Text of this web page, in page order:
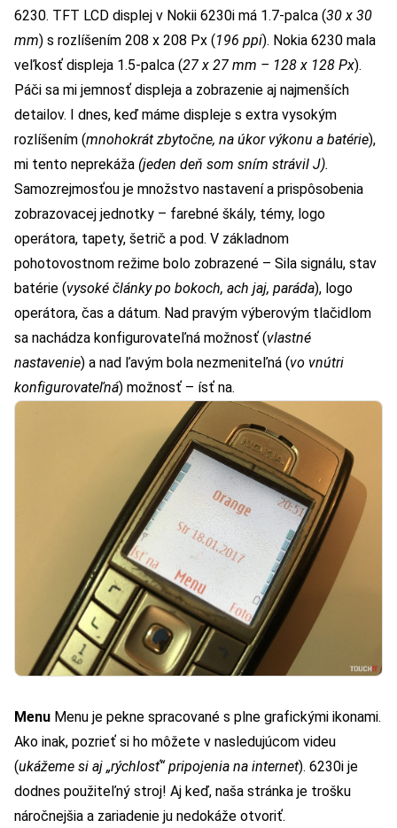
6230. TFT LCD displej v Nokii 6230i má 1.7-palca (30 x 30
mm) s rozlíšením 208 x 208 Px (196 ppi). Nokia 6230 mala
veľkosť displeja 1.5-palca (27 x 27 mm – 128 x 128 Px).
Páči sa mi jemnosť displeja a zobrazenie aj najmenších
detailov. I dnes, keď máme displeje s extra vysokým
rozlíšením (mnohokrát zbytočne, na úkor výkonu a batérie),
mi tento neprekáža (jeden deň som sním strávil J).
Samozrejmosťou je množstvo nastavení a prispôsobenia
zobrazovacej jednotky – farebné škály, témy, logo
operátora, tapety, šetrič a pod. V základnom
pohotovostnom režime bolo zobrazené – Sila signálu, stav
batérie (vysoké články po bokoch, ach jaj, paráda), logo
operátora, čas a dátum. Nad pravým výberovým tlačidlom
sa nachádza konfigurovateľná možnosť (vlastné
nastavenie) a nad ľavým bola nezmeniteľná (vo vnútri
konfigurovateľná) možnosť – ísť na.
Menu Menu je pekne spracované s plne grafickými ikonami.
Ako inak, pozrieť si ho môžete v nasledujúcom videu
(ukážeme si aj „rýchlosť“ pripojenia na internet). 6230i je
dodnes použiteľný stroj! Aj keď, naša stránka je trošku
náročnejšia a zariadenie ju nedokáže otvoriť.